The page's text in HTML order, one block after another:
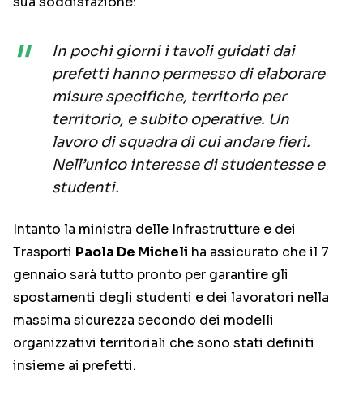
In pochi giorni i tavoli guidati dai
prefetti hanno permesso di elaborare
misure specifiche, territorio per
territorio, e subito operative. Un
lavoro di squadra di cui andare fieri.
Nell’unico interesse di studentesse e
studenti.
Intanto la ministra delle Infrastrutture e dei
Trasporti Paola De Micheli ha assicurato che il 7
gennaio sarà tutto pronto per garantire gli
spostamenti degli studenti e dei lavoratori nella
massima sicurezza secondo dei modelli
organizzativi territoriali che sono stati definiti
insieme ai prefetti.